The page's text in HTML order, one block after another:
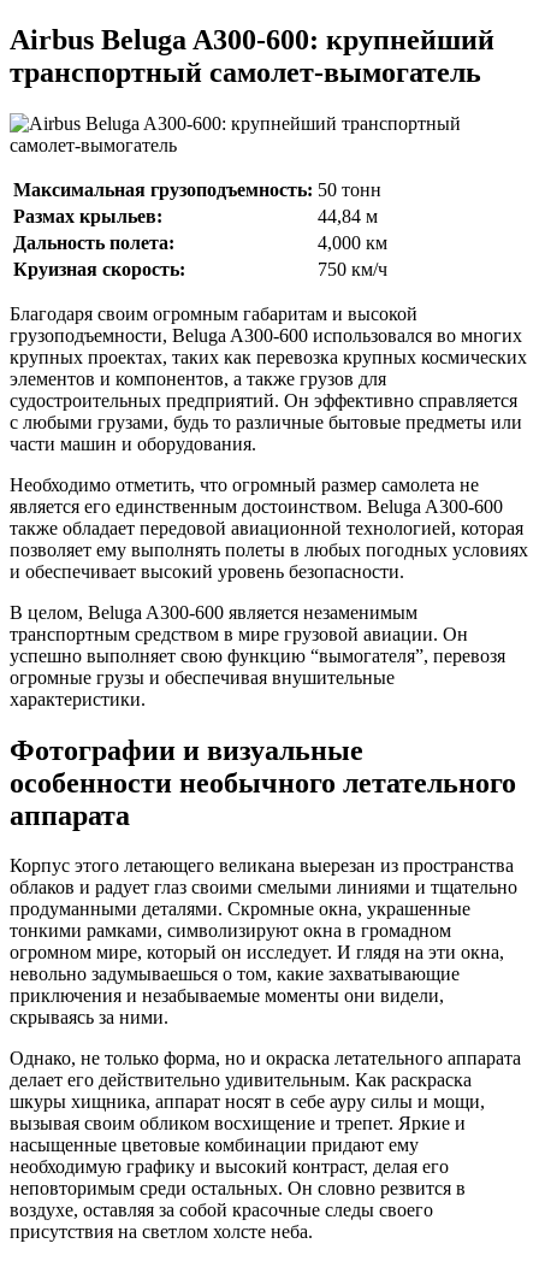
Airbus Beluga A300-600: крупнейший
транспортный самолет-вымогатель
Максимальная грузоподъемность: 50 тонн
Размах крыльев:
44,84 м
Дальность полета:
4,000 км
Круизная скорость:
750 км/ч
Благодаря своим огромным габаритам и высокой
грузоподъемности, Beluga A300-600 использовался во многих
крупных проектах, таких как перевозка крупных космических
элементов и компонентов, а также грузов для
судостроительных предприятий. Он эффективно справляется
с любыми грузами, будь то различные бытовые предметы или
части машин и оборудования.
Необходимо отметить, что огромный размер самолета не
является его единственным достоинством. Beluga A300-600
также обладает передовой авиационной технологией, которая
позволяет ему выполнять полеты в любых погодных условиях
и обеспечивает высокий уровень безопасности.
В целом, Beluga A300-600 является незаменимым
транспортным средством в мире грузовой авиации. Он
успешно выполняет свою функцию “вымогателя”, перевозя
огромные грузы и обеспечивая внушительные
характеристики.
Фотографии и визуальные
особенности необычного летательного
аппарата
Корпус этого летающего великана выерезан из пространства
облаков и радует глаз своими смелыми линиями и тщательно
продуманными деталями. Скромные окна, украшенные
тонкими рамками, символизируют окна в громадном
огромном мире, который он исследует. И глядя на эти окна,
невольно задумываешься о том, какие захватывающие
приключения и незабываемые моменты они видели,
скрываясь за ними.
Однако, не только форма, но и окраска летательного аппарата
делает его действительно удивительным. Как раскраска
шкуры хищника, аппарат носят в себе ауру силы и мощи,
вызывая своим обликом восхищение и трепет. Яркие и
насыщенные цветовые комбинации придают ему
необходимую графику и высокий контраст, делая его
неповторимым среди остальных. Он словно резвится в
воздухе, оставляя за собой красочные следы своего
присутствия на светлом холсте неба.